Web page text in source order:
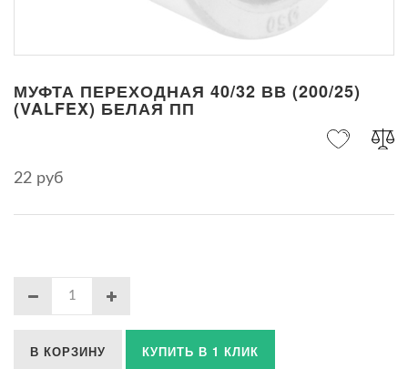
МУФТА ПЕРЕХОДНАЯ 40/32 ВВ (200/25)
(VALFEX) БЕЛАЯ ПП
22 руб
В КОРЗИНУ КУПИТЬ В 1 КЛИК